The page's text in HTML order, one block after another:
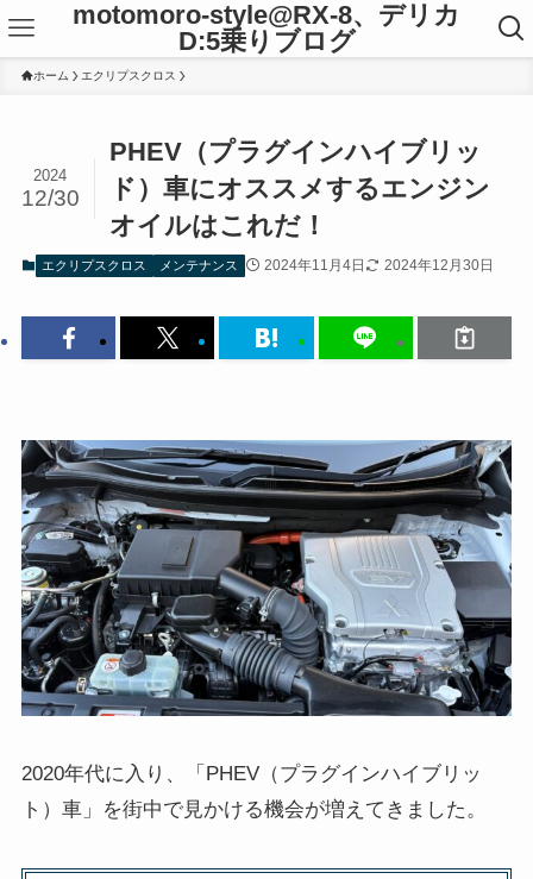
motomoro-style@RX-8、デリカ
D:5乗りブログ
ホーム エクリプスクロス
PHEV（プラグインハイブリッ
ド）車にオススメするエンジン
オイルはこれだ！
2024
12/30
エクリプスクロス メンテナンス 2024年11月4日 2024年12月30日
2020年代に入り、「PHEV（プラグインハイブリッ
ト）車」を街中で見かける機会が増えてきました。